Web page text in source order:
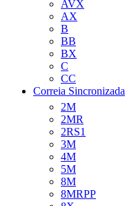
AVX
AX
B
BB
BX
C
CC
Correia Sincronizada
2M
2MR
2RS1
3M
4M
5M
8M
8MRPP